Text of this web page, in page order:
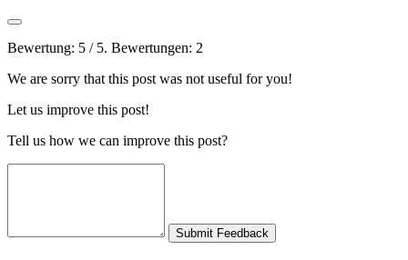
Bewertung: 5 / 5. Bewertungen: 2
We are sorry that this post was not useful for you!
Let us improve this post!
Tell us how we can improve this post?
Submit Feedback